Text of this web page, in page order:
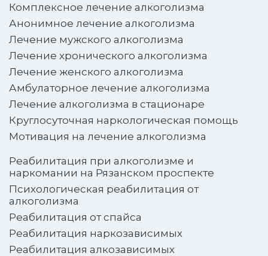
Комплексное лечение алкоголизма
Анонимное лечение алкоголизма
Лечение мужского алкоголизма
Лечение хронического алкоголизма
Лечение женского алкоголизма
Амбулаторное лечение алкоголизма
Лечение алкоголизма в стационаре
Круглосуточная наркологическая помощь
Мотивация на лечение алкоголизма
Реабилитация при алкоголизме и
наркомании на Рязанском проспекте
Психологическая реабилитация от
алкоголизма
Реабилитация от спайса
Реабилитация наркозависимых
Реабилитация алкозависимых